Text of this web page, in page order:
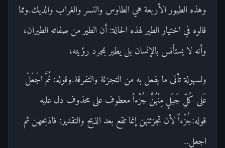
وهذه الطيور الأربعة هي الطاوس والنسر والغراب والديك.ومما
قالوه في اختيار الطير لهذه الحالة: أن الطير من صفاته الطيران،
وأنه لا يستأنس بالإنسان بل يطير بمجرد رؤيته،
ولسهولة تأتى ما يفعل به من التجزئة والتفرقة.وقوله: ثُمَّ اجْعَلْ
عَلى كُلِّ جَبَلٍ مِنْهُنَّ جُزْءاً معطوف على محذوف دل عليه
قوله:جُزْءاً لأن تجزئتهن إنما تقع بعد الذبح والتقدير: فاذبحهن ثم
اجعل..